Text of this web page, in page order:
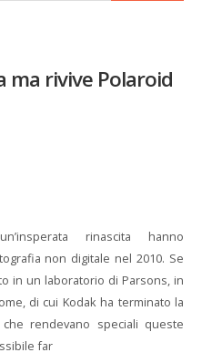
ma rivive Polaroid
rinascita hanno
non digitale nel 2010. Se
in un laboratorio di Parsons, in
di cui Kodak ha terminato la
rendevano speciali queste
far